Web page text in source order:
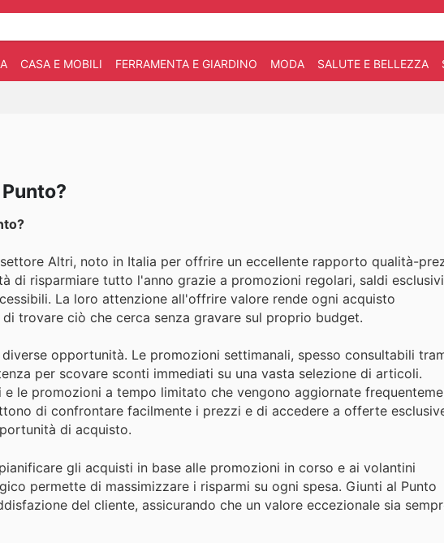
CASA E MOBILI FERRAMENTA E GIARDINO MODA SALUTE E BELLEZZA
Altri, noto in Italia per offrire un eccellente rapporto qualità-
di risparmiare tutto l'anno grazie a promozioni regolari, saldi
La loro attenzione all'offrire valore rende ogni acquisto
trovare ciò che cerca senza gravare sul proprio budget.
opportunità. Le promozioni settimanali, spesso consultabili
per scovare sconti immediati su una vasta selezione di articoli.
le promozioni a tempo limitato che vengono aggiornate
di confrontare facilmente i prezzi e di accedere a offerte
di acquisto.
gli acquisti in base alle promozioni in corso e ai volantini
permette di massimizzare i risparmi su ogni spesa. Giunti al Punto
del cliente, assicurando che un valore eccezionale sia